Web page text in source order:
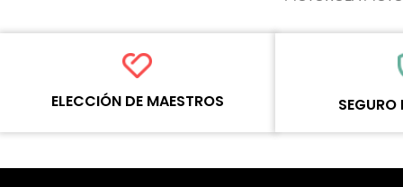
ELECCIÓN DE MAESTROS